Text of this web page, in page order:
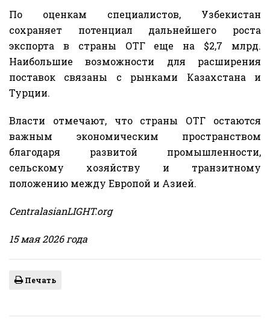
По оценкам специалистов, Узбекистан
сохраняет потенциал дальнейшего роста
экспорта в страны ОТГ еще на $2,7 млрд.
Наибольшие возможности для расширения
поставок связаны с рынками Казахстана и
Турции.
Власти отмечают, что страны ОТГ остаются
важным экономическим пространством
благодаря развитой промышленности,
сельскому хозяйству и транзитному
положению между Европой и Азией.
CentralasianLIGHT.org
15 мая 2026 года
Печать